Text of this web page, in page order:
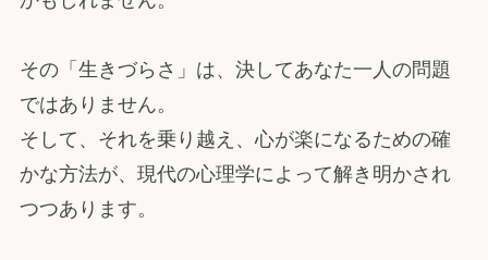
その「生きづらさ」は、決してあなた一人の問題
ではありません。
そして、それを乗り越え、心が楽になるための確
かな方法が、現代の心理学によって解き明かされ
つつあります。